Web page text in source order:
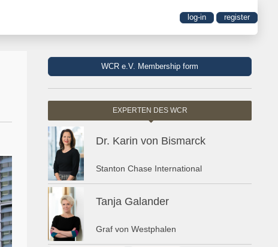
log-in register
WCR e.V. Membership form
EXPERTEN DES WCR
Dr. Karin von Bismarck
Stanton Chase International
Tanja Galander
Graf von Westphalen